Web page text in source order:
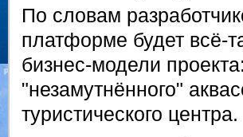
По словам
платформе будет всё-
бизнес-модели
"незамутнённого"
туристического центра.